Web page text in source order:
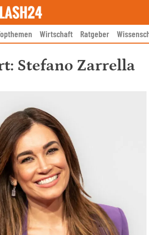
Wirtschaft Ratgeber
Stefano Zarrella